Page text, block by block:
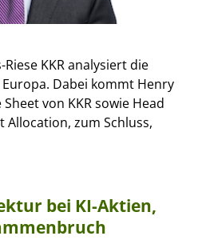
KKR analysiert die
Dabei kommt Henry
Sheet von KKR sowie Head
Allocation, zum Schluss,
bei KI-Aktien,